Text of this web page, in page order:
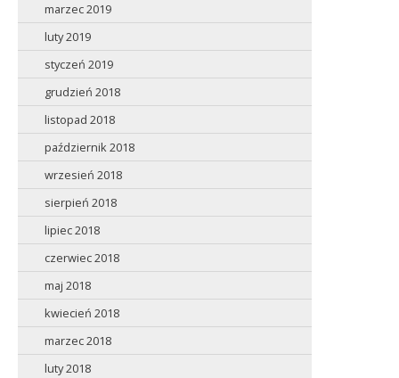
marzec 2019
luty 2019
styczeń 2019
grudzień 2018
listopad 2018
październik 2018
wrzesień 2018
sierpień 2018
lipiec 2018
czerwiec 2018
maj 2018
kwiecień 2018
marzec 2018
luty 2018